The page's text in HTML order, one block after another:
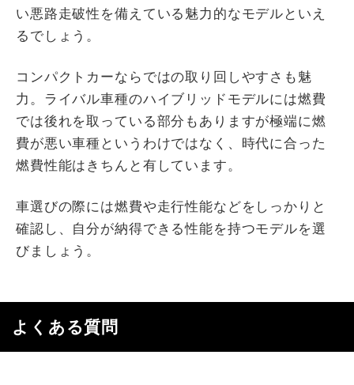
い悪路走破性を備えている魅力的なモデルといえ
るでしょう。
コンパクトカーならではの取り回しやすさも魅
力。ライバル車種のハイブリッドモデルには燃費
では後れを取っている部分もありますが極端に燃
費が悪い車種というわけではなく、時代に合った
燃費性能はきちんと有しています。
車選びの際には燃費や走行性能などをしっかりと
確認し、自分が納得できる性能を持つモデルを選
びましょう。
よくある質問